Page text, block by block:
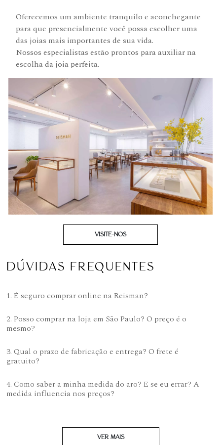
Oferecemos um ambiente tranquilo e aconchegante
para que presencialmente você possa escolher uma
das joias mais importantes de sua vida.
Nossos especialistas estão prontos para auxiliar na
escolha da joia perfeita.
VISITE-NOS
DÚVIDAS FREQUENTES
1. É seguro comprar online na Reisman?
2. Posso comprar na loja em São Paulo? O preço é o
mesmo?
3. Qual o prazo de fabricação e entrega? O frete é
gratuito?
4. Como saber a minha medida do aro? E se eu errar? A
medida influencia nos preços?
VER MAIS